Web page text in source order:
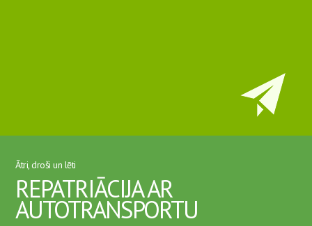
Ātri, droši un lēti
REPATRIĀCIJA AR
AUTOTRANSPORTU